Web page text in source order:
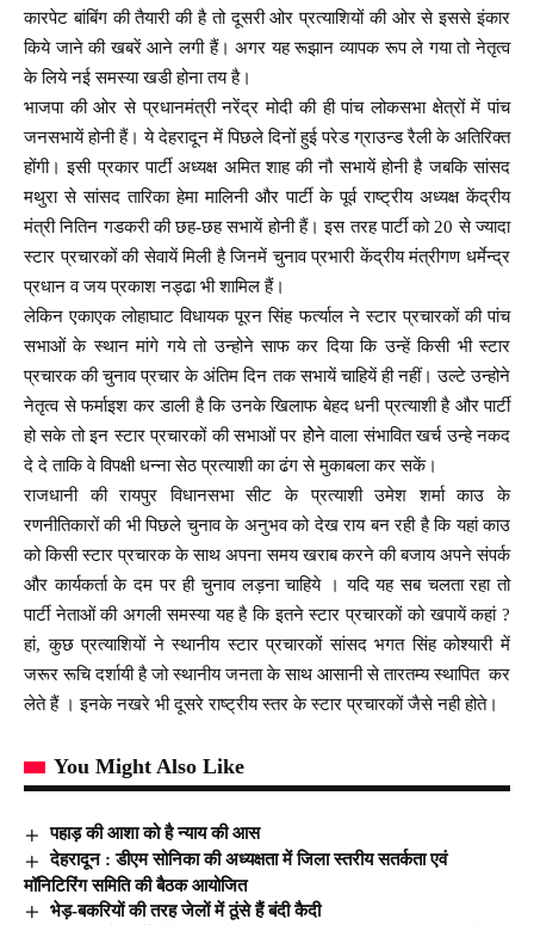
कारपेट बांबिंग की तैयारी की है तो दूसरी ओर प्रत्याशियों की ओर से इससे इंकार
किये जाने की खबरें आने लगी हैं। अगर यह रूझान व्यापक रूप ले गया तो नेतृत्व
के लिये नई समस्या खडी होना तय है।
भाजपा की ओर से प्रधानमंत्री नरेंद्र मोदी की ही पांच लोकसभा क्षेत्रों में पांच
जनसभायें होनी हैं। ये देहरादून में पिछले दिनों हुई परेड ग्राउन्ड रैली के अतिरिक्त
होंगी। इसी प्रकार पार्टी अध्यक्ष अमित शाह की नौ सभायें होनी है जबकि सांसद
मथुरा से सांसद तारिका हेमा मालिनी और पार्टी के पूर्व राष्ट्रीय अध्यक्ष केंद्रीय
मंत्री नितिन गडकरी की छह-छह सभायें होनी हैं। इस तरह पार्टी को 20 से ज्यादा
स्टार प्रचारकों की सेवायें मिली है जिनमें चुनाव प्रभारी केंद्रीय मंत्रीगण धर्मेन्द्र
प्रधान व जय प्रकाश नड्ढा भी शामिल हैं।
लेकिन एकाएक लोहाघाट विधायक पूरन सिंह फर्त्याल ने स्टार प्रचारकों की पांच
सभाओं के स्थान मांगे गये तो उन्होने साफ कर दिया कि उन्हें किसी भी स्टार
प्रचारक की चुनाव प्रचार के अंतिम दिन तक सभायें चाहियें ही नहीं। उल्टे उन्होने
नेतृत्व से फर्माइश कर डाली है कि उनके खिलाफ बेहद धनी प्रत्याशी है और पार्टी
हो सके तो इन स्टार प्रचारकों की सभाओं पर होेने वाला संभावित खर्च उन्हे नकद
दे दे ताकि वे विपक्षी धन्ना सेठ प्रत्याशी का ढंग से मुकाबला कर सकें।
राजधानी की रायपुर विधानसभा सीट के प्रत्याशी उमेश शर्मा काउ के
रणनीतिकारों की भी पिछले चुनाव के अनुभव को देख राय बन रही है कि यहां काउ
को किसी स्टार प्रचारक के साथ अपना समय खराब करने की बजाय अपने संपर्क
और कार्यकर्ता के दम पर ही चुनाव लड़ना चाहिये । यदि यह सब चलता रहा तो
पार्टी नेताओं की अगली समस्या यह है कि इतने स्टार प्रचारकों को खपायें कहां ?
हां, कुछ प्रत्याशियों ने स्थानीय स्टार प्रचारकों सांसद भगत सिंह कोश्यारी में
जरूर रूचि दर्शायी है जो स्थानीय जनता के साथ आसानी से तारतम्य स्थापित कर
लेते हैं । इनके नखरे भी दूसरे राष्ट्रीय स्तर के स्टार प्रचारकों जैसे नही होते।
You Might Also Like
पहाड़ की आशा को है न्याय की आस
देहरादून : डीएम सोनिका की अध्यक्षता में जिला स्तरीय सतर्कता एवं
मॉनिटिरिंग समिति की बैठक आयोजित
भेड़-बकरियों की तरह जेलों में ठूंसे हैं बंदी कैदी